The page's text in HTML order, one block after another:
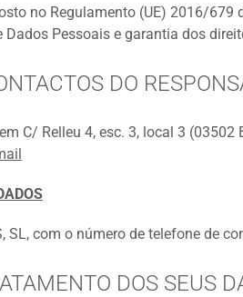
no Regulamento (UE) 2016/
Dados Pessoais e garantia dos
DO
C/ Relleu 4, esc. 3, local 3
SL, com o número de telefone de
DOS SEUS